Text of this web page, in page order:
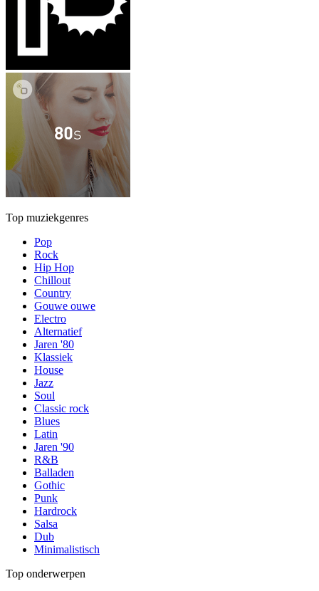
Top muziekgenres
Pop
Rock
Hip Hop
Chillout
Country
Gouwe ouwe
Electro
Alternatief
Jaren '80
Klassiek
House
Jazz
Soul
Classic rock
Blues
Latin
Jaren '90
R&B
Balladen
Gothic
Punk
Hardrock
Salsa
Dub
Minimalistisch
Top onderwerpen